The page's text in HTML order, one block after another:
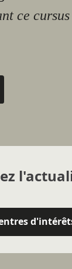
ce